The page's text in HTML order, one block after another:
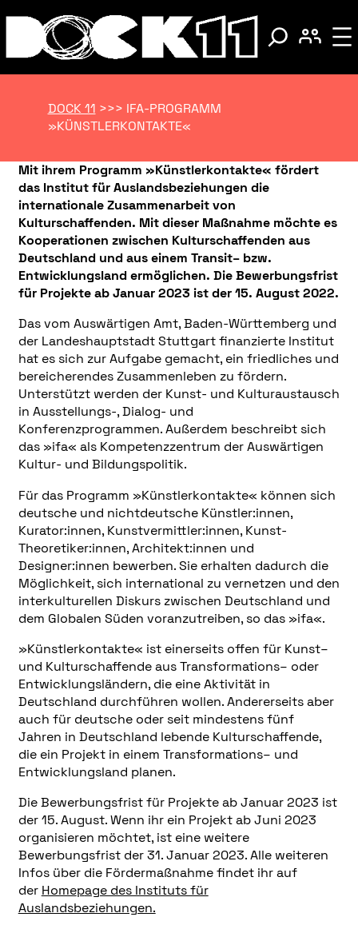
DOCK 11 >>> IFA-PROGRAMM
»KÜNSTLERKONTAKTE«
Mit ihrem Programm »Künstlerkontakte« fördert
das Institut für Auslandsbeziehungen die
internationale Zusammenarbeit von
Kulturschaffenden. Mit dieser Maßnahme möchte es
Kooperationen zwischen Kulturschaffenden aus
Deutschland und aus einem Transit– bzw.
Entwicklungsland ermöglichen. Die Bewerbungsfrist
für Projekte ab Januar 2023 ist der 15. August 2022.
Das vom Auswärtigen Amt, Baden-Württemberg und
der Landeshauptstadt Stuttgart finanzierte Institut
hat es sich zur Aufgabe gemacht, ein friedliches und
bereicherendes Zusammenleben zu fördern.
Unterstützt werden der Kunst- und Kulturaustausch
in Ausstellungs-, Dialog- und
Konferenzprogrammen. Außerdem beschreibt sich
das »ifa« als Kompetenzzentrum der Auswärtigen
Kultur- und Bildungspolitik.
Für das Programm »Künstlerkontakte« können sich
deutsche und nichtdeutsche Künstler:innen,
Kurator:innen, Kunstvermittler:innen, Kunst-
Theoretiker:innen, Architekt:innen und
Designer:innen bewerben. Sie erhalten dadurch die
Möglichkeit, sich international zu vernetzen und den
interkulturellen Diskurs zwischen Deutschland und
dem Globalen Süden voranzutreiben, so das »ifa«.
»Künstlerkontakte« ist einerseits offen für Kunst–
und Kulturschaffende aus Transformations– oder
Entwicklungsländern, die eine Aktivität in
Deutschland durchführen wollen. Andererseits aber
auch für deutsche oder seit mindestens fünf
Jahren in Deutschland lebende Kulturschaffende,
die ein Projekt in einem Transformations– und
Entwicklungsland planen.
Die Bewerbungsfrist für Projekte ab Januar 2023 ist
der 15. August. Wenn ihr ein Projekt ab Juni 2023
organisieren möchtet, ist eine weitere
Bewerbungsfrist der 31. Januar 2023. Alle weiteren
Infos über die Fördermaßnahme findet ihr auf
der Homepage des Instituts für
Auslandsbeziehungen.